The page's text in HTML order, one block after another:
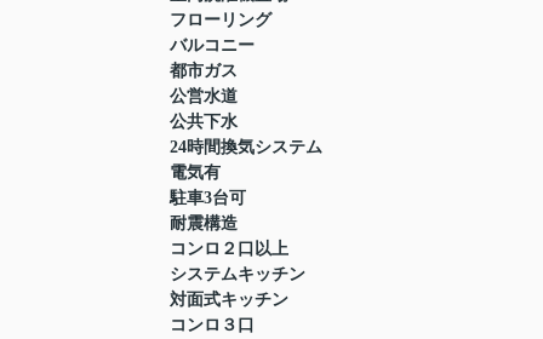
フローリング
バルコニー
都市ガス
公営水道
公共下水
24時間換気システム
電気有
駐車3台可
耐震構造
コンロ２口以上
システムキッチン
対面式キッチン
コンロ３口